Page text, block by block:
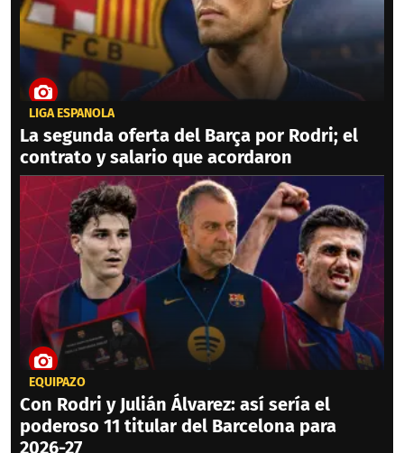
LIGA ESPAÑOLA
La segunda oferta del Barça por Rodri; el
contrato y salario que acordaron
EQUIPAZO
Con Rodri y Julián Álvarez: así sería el
poderoso 11 titular del Barcelona para
2026-27